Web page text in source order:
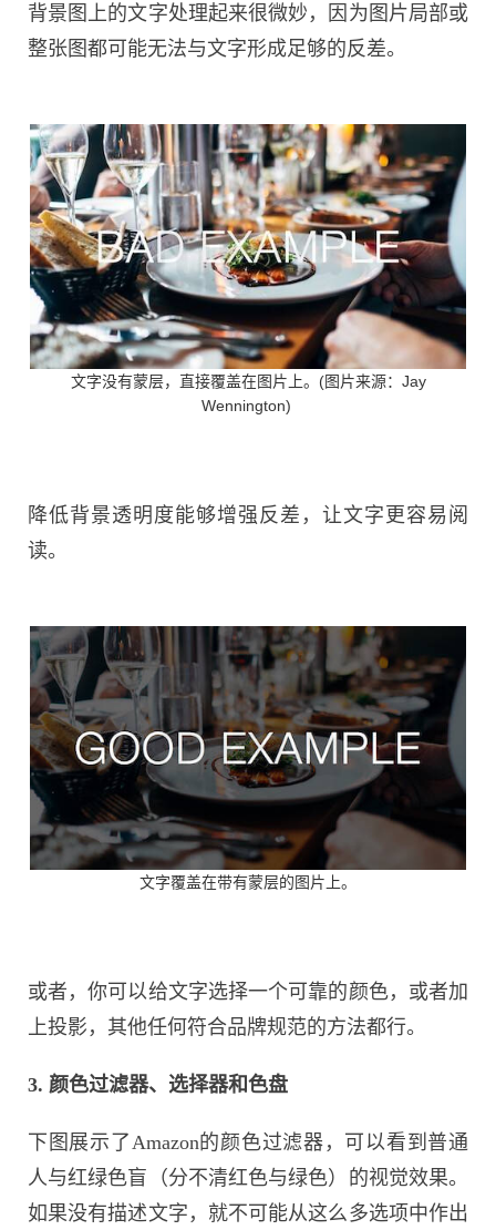
背景图上的文字处理起来很微妙，因为图片局部或
整张图都可能无法与文字形成足够的反差。
文字没有蒙层，直接覆盖在图片上。(图片来源：Jay
Wennington)
降低背景透明度能够增强反差，让文字更容易阅
读。
文字覆盖在带有蒙层的图片上。
或者，你可以给文字选择一个可靠的颜色，或者加
上投影，其他任何符合品牌规范的方法都行。
3. 颜色过滤器、选择器和色盘
下图展示了Amazon的颜色过滤器，可以看到普通
人与红绿色盲（分不清红色与绿色）的视觉效果。
如果没有描述文字，就不可能从这么多选项中作出